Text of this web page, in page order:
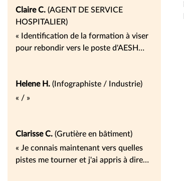
Claire C. (AGENT DE SERVICE
HOSPITALIER)
« Identification de la formation à viser
pour rebondir vers le poste d'AESH
alternatives si ce n'est pas de suite
possible (mise en place d'un planning
Helene H. (Infographiste / Industrie)
« / »
Clarisse C. (Grutière en bâtiment)
« Je connais maintenant vers quelles
pistes me tourner et j'ai appris à dire